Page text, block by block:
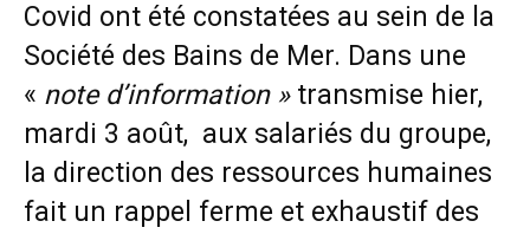
Covid ont été constatées au sein de la
Société des Bains de Mer. Dans une
« note d’information »transmise hier,
mardi 3 août, aux salariés du groupe,
la direction des ressources humaines
fait un rappel ferme et exhaustif des